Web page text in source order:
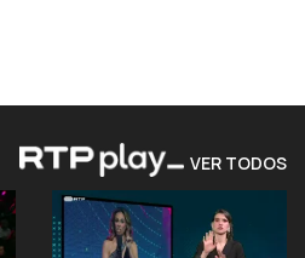
VER TODOS